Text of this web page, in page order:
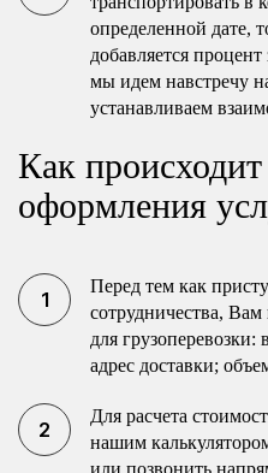
определенной дате,
добавляется
мы идем навстречу
устанавливаем
Как
оформления
Перед тем как
сотрудничества,
для грузоперевозки:
адрес доставки;
Для расчета
нашим
или позвонить